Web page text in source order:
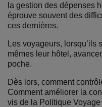
la gestion des dépenses
éprouve souvent des
ces dernières.
Les voyageurs, lorsqu’ils
mêmes leur hôtel,
poche.
Dès lors, comment
Comment améliorer la
vis de la Politique